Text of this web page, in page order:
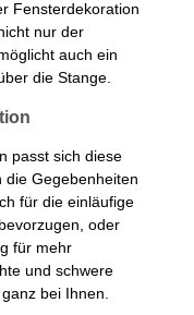
Fensterdekoration
nur der
auch ein
die Stange.
passt sich diese
die Gegebenheiten
für die einläufige
oder
für mehr
und schwere
bei Ihnen.